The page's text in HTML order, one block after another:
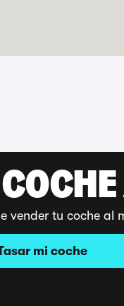
vender tu coche al
mi coche